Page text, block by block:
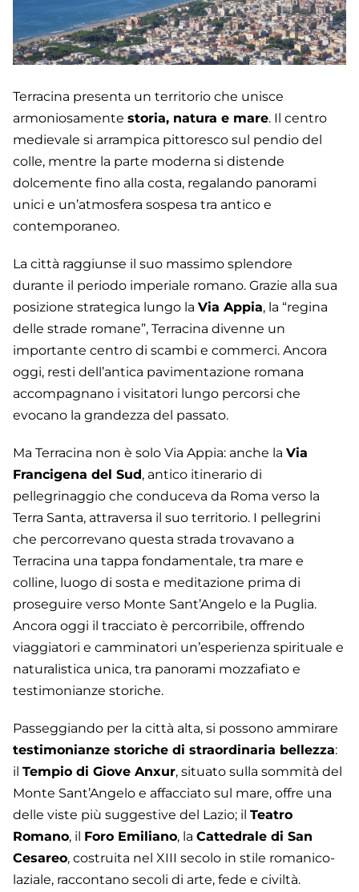
Terracina presenta un territorio che unisce
armoniosamente storia, natura e mare. Il centro
medievale si arrampica pittoresco sul pendio del
colle, mentre la parte moderna si distende
dolcemente fino alla costa, regalando panorami
unici e un’atmosfera sospesa tra antico e
contemporaneo.
La città raggiunse il suo massimo splendore
durante il periodo imperiale romano. Grazie alla sua
posizione strategica lungo la Via Appia, la “regina
delle strade romane”, Terracina divenne un
importante centro di scambi e commerci. Ancora
oggi, resti dell’antica pavimentazione romana
accompagnano i visitatori lungo percorsi che
evocano la grandezza del passato.
Ma Terracina non è solo Via Appia: anche la Via
Francigena del Sud, antico itinerario di
pellegrinaggio che conduceva da Roma verso la
Terra Santa, attraversa il suo territorio. I pellegrini
che percorrevano questa strada trovavano a
Terracina una tappa fondamentale, tra mare e
colline, luogo di sosta e meditazione prima di
proseguire verso Monte Sant’Angelo e la Puglia.
Ancora oggi il tracciato è percorribile, offrendo
viaggiatori e camminatori un’esperienza spirituale e
naturalistica unica, tra panorami mozzafiato e
testimonianze storiche.
Passeggiando per la città alta, si possono ammirare
testimonianze storiche di straordinaria bellezza:
il Tempio di Giove Anxur, situato sulla sommità del
Monte Sant’Angelo e affacciato sul mare, offre una
delle viste più suggestive del Lazio; il Teatro
Romano, il Foro Emiliano, la Cattedrale di San
Cesareo, costruita nel XIII secolo in stile romanico-
laziale, raccontano secoli di arte, fede e civiltà.